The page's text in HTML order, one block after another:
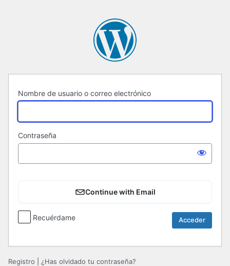
Nombre de usuario o correo electrónico
Contraseña
Continue with Email
Recuérdame
Registro ¿Has olvidado tu contraseña?